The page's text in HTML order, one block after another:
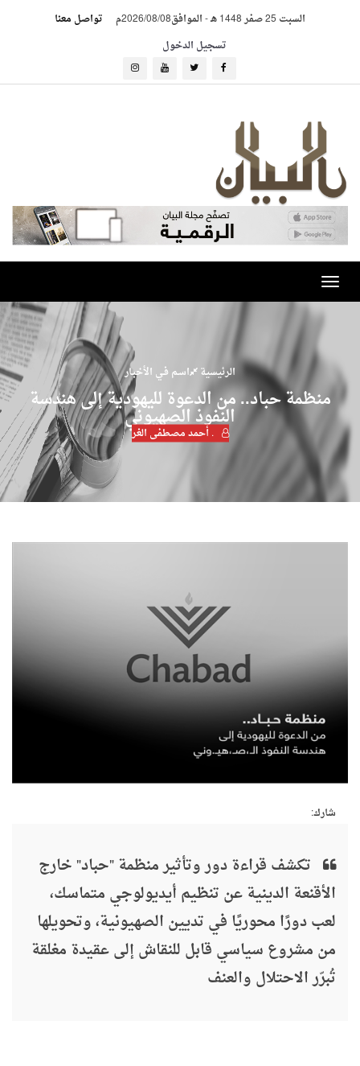
السبت 25 صفر 1448 هـ -الموافق2026/08/08م
تواصل معنا
تسجيل الدخول
Toggle
navigation
الرئيسية اسـم فـي الأخبـار
منظمة حباد.. من الدعوة لليهودية إلى هندسة
النفوذ الصهيوني
. أحمد مصطفى الغر
شارك:
تكشف قراءة دور وتأثير منظمة "حباد" خارج
الأقنعة الدينية عن تنظيم أيديولوجي متماسك،
لعب دورًا محوريًا في تديين الصهيونية، وتحويلها
من مشروع سياسي قابل للنقاش إلى عقيدة مغلقة
تُبرّر الاحتلال والعنف